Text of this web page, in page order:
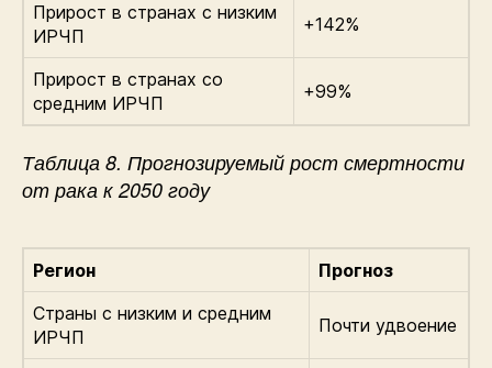
Прирост в странах с низким
ИРЧП
+142%
Прирост в странах со
средним ИРЧП
+99%
Таблица 8. Прогнозируемый рост смертности
от рака к 2050 году
Регион
Прогноз
Страны с низким и средним
ИРЧП
Почти удвоение